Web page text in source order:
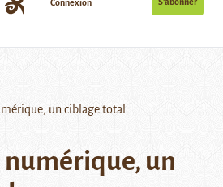
Connexion
un ciblage total
numérique, un